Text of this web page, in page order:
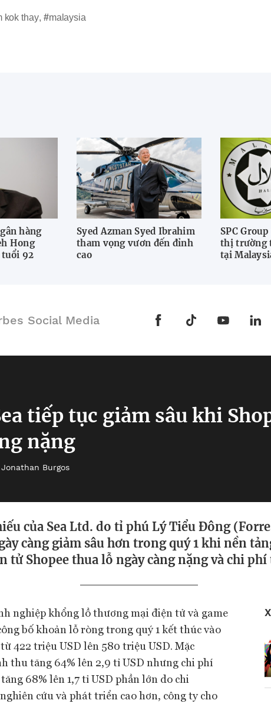
kok thay, #malaysia
hàng
Hong
tuổi 92
Syed Azman Syed Ibrahim
tham vọng vươn đến đỉnh
cao
SPC
thị trường
tại
Social Media
tiếp tục giảm sâu khi
nặng
Jonathan Burgos
của Sea Ltd. do tỉ phú Lý Tiểu Đông
càng giảm sâu hơn trong quý 1 khi nền
tử Shopee thua lỗ ngày càng nặng và chi phí
nghiệp khổng lồ thương mại điện tử và game
bố khoản lỗ ròng trong quý 1 kết thúc vào
422 triệu USD lên 580 triệu USD. Mặc
thu tăng 64% lên 2,9 tỉ USD nhưng chi phí
68% lên 1,7 tỉ USD phần lớn do chi
cứu và phát triển cao hơn, công ty cho